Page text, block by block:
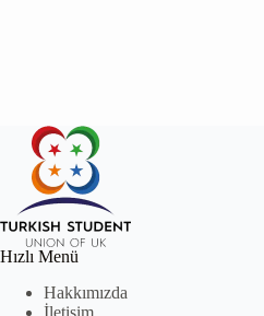
Hızlı Menü
Hakkımızda